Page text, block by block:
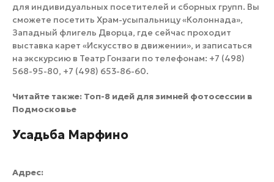
для индивидуальных посетителей и сборных групп. Вы
сможете посетить Храм-усыпальницу «Колоннада»,
Западный флигель Дворца, где сейчас проходит
выставка карет «Искусство в движении», и записаться
на экскурсию в Театр Гонзаги по телефонам: +7 (498)
568-95-80, +7 (498) 653-86-60.
Читайте также: Топ-8 идей для зимней фотосессии в
Подмосковье
Усадьба Марфино
Адрес: